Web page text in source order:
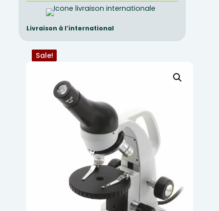
Livraison à l’international
Sale!